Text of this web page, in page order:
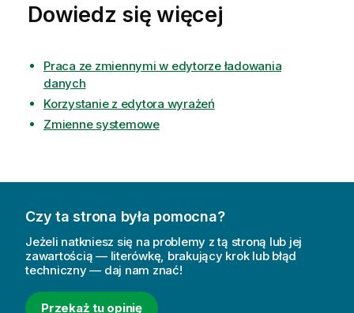
Dowiedz się więcej
Praca ze zmiennymi w edytorze ładowania
danych
Korzystanie z edytora wyrażeń
Zmienne systemowe
Czy ta strona była pomocna?
Jeżeli natkniesz się na problemy z tą stroną lub jej
zawartością — literówkę, brakujący krok lub błąd
techniczny — daj nam znać!
Przekaż tu opinię